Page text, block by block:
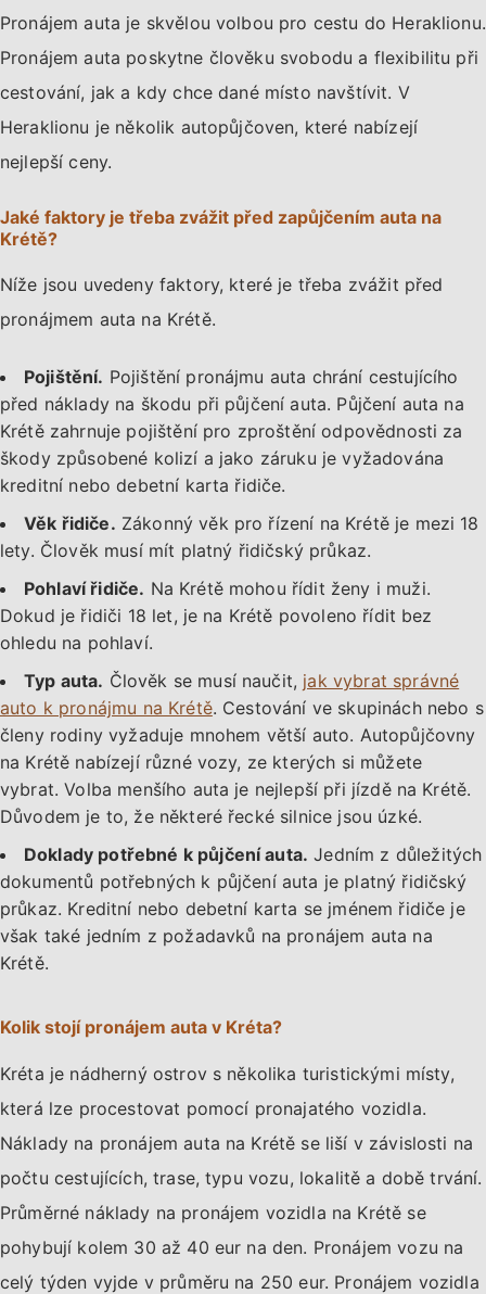
Pronájem auta je skvělou volbou pro cestu do Heraklionu.
Pronájem auta poskytne člověku svobodu a flexibilitu při
cestování, jak a kdy chce dané místo navštívit. V
Heraklionu je několik autopůjčoven, které nabízejí
nejlepší ceny.
Jaké faktory je třeba zvážit před zapůjčením auta na
Krétě?
Níže jsou uvedeny faktory, které je třeba zvážit před
pronájmem auta na Krétě.
Pojištění. Pojištění pronájmu auta chrání cestujícího
před náklady na škodu při půjčení auta. Půjčení auta na
Krétě zahrnuje pojištění pro zproštění odpovědnosti za
škody způsobené kolizí a jako záruku je vyžadována
kreditní nebo debetní karta řidiče.
Věk řidiče. Zákonný věk pro řízení na Krétě je mezi 18
lety. Člověk musí mít platný řidičský průkaz.
Pohlaví řidiče. Na Krétě mohou řídit ženy i muži.
Dokud je řidiči 18 let, je na Krétě povoleno řídit bez
ohledu na pohlaví.
Typ auta. Člověk se musí naučit, jak vybrat správné
auto k pronájmu na Krétě. Cestování ve skupinách nebo s
členy rodiny vyžaduje mnohem větší auto. Autopůjčovny
na Krétě nabízejí různé vozy, ze kterých si můžete
vybrat. Volba menšího auta je nejlepší při jízdě na Krétě.
Důvodem je to, že některé řecké silnice jsou úzké.
Doklady potřebné k půjčení auta. Jedním z důležitých
dokumentů potřebných k půjčení auta je platný řidičský
průkaz. Kreditní nebo debetní karta se jménem řidiče je
však také jedním z požadavků na pronájem auta na
Krétě.
Kolik stojí pronájem auta v Kréta?
Kréta je nádherný ostrov s několika turistickými místy,
která lze procestovat pomocí pronajatého vozidla.
Náklady na pronájem auta na Krétě se liší v závislosti na
počtu cestujících, trase, typu vozu, lokalitě a době trvání.
Průměrné náklady na pronájem vozidla na Krétě se
pohybují kolem 30 až 40 eur na den. Pronájem vozu na
celý týden vyjde v průměru na 250 eur. Pronájem vozidla